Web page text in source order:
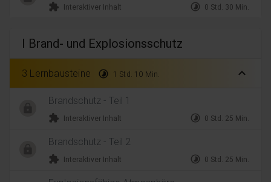
extension Interaktiver Inhalt timelapse 0 Std. 30 Min.
I Brand- und Explosionsschutz
3 Lernbausteine timelapse 1 Std. 10 Min. expand_less
Brandschutz - Teil 1
extension Interaktiver Inhalt timelapse 0 Std. 25 Min.
Brandschutz - Teil 2
extension Interaktiver Inhalt timelapse 0 Std. 25 Min.